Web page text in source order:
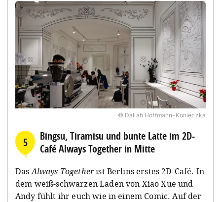
© Daliah Hoffmann-Konieczka
5
Bingsu, Tiramisu und bunte Latte im 2D-
Café Always Together in Mitte
DasAlways Togetherist Berlins erstes 2D-Café. In
dem weiß-schwarzen Laden von Xiao Xue und
Andy fühlt ihr euch wie in einem Comic. Auf der